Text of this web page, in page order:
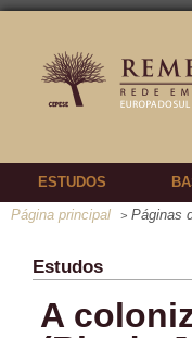
ESTUDOS
Página principal
> Páginas
Estudos
A